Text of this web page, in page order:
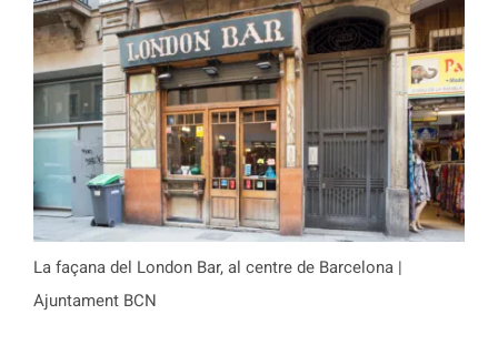
La façana del London Bar, al centre de Barcelona |
Ajuntament BCN